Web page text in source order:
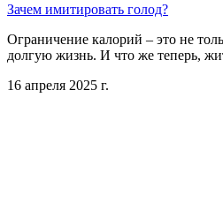
Зачем имитировать голод?
Ограничение калорий – это не
долгую жизнь. И что же теперь,
16 апреля 2025 г.